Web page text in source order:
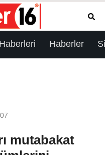
Haberler
mutabakat